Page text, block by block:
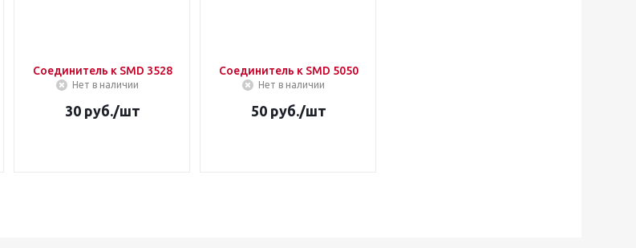
Соединитель к SMD 3528
Нет в наличии
30руб./шт
Соединитель к SMD 5050
Нет в наличии
50руб./шт